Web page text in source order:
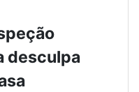
desculpa